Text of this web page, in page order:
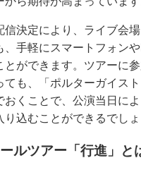
信決定により、ライブ会
、手軽にスマートフォン
とができます。ツアーに
ても、「ポルターガイス
おくことで、公演当日に
り込むことができるでしょ
ルツアー「行進」と